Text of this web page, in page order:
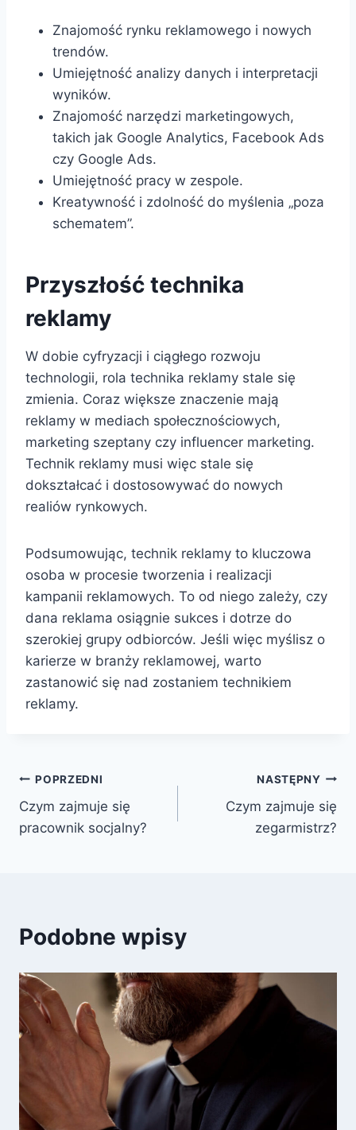
Znajomość rynku reklamowego i nowych
trendów.
Umiejętność analizy danych i interpretacji
wyników.
Znajomość narzędzi marketingowych,
takich jak Google Analytics, Facebook Ads
czy Google Ads.
Umiejętność pracy w zespole.
Kreatywność i zdolność do myślenia „poza
schematem”.
Przyszłość technika
reklamy
W dobie cyfryzacji i ciągłego rozwoju
technologii, rola technika reklamy stale się
zmienia. Coraz większe znaczenie mają
reklamy w mediach społecznościowych,
marketing szeptany czy influencer marketing.
Technik reklamy musi więc stale się
dokształcać i dostosowywać do nowych
realiów rynkowych.
Podsumowując, technik reklamy to kluczowa
osoba w procesie tworzenia i realizacji
kampanii reklamowych. To od niego zależy, czy
dana reklama osiągnie sukces i dotrze do
szerokiej grupy odbiorców. Jeśli więc myślisz o
karierze w branży reklamowej, warto
zastanowić się nad zostaniem technikiem
reklamy.
Nawigacja
wpisu
POPRZEDNI
Czym zajmuje się
pracownik socjalny?
NASTĘPNY
Czym zajmuje się
zegarmistrz?
Podobne wpisy